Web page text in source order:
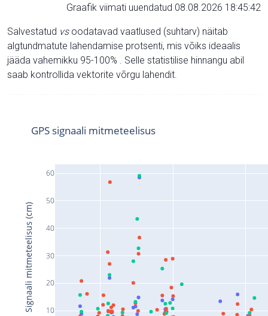
Graafik viimati uuendatud 08.08.2026 18:45:42
Salvestatud vsoodatavad vaatlused (suhtarv) näitab
algtundmatute lahendamise protsenti, mis võiks ideaalis
jääda vahemikku 95-100% . Selle statistilise hinnangu abil
saab kontrollida vektorite võrgu lahendit.
10
20
30
40
50
60
GPS signaali mitmeteelisus
Signaali mitmeteelisus (cm)